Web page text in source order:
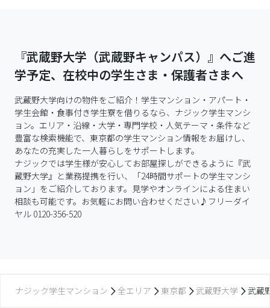
『武蔵野大学（武蔵野キャンパス）』へご進
学予定、在校中の学生さま・保護者さまへ
武蔵野大学向けの物件をご紹介！学生マンション・アパート・
学生会館・食事付き学生寮を借りるなら、ナジック学生マンシ
ョン。エリア・沿線・大学・専門学校・人気テーマ・条件など
豊富な検索機能で、東京都の学生マンション情報をお届けし、
あなたの充実した一人暮らしをサポートします。
ナジックでは学生様が安心してお部屋探しができるように『武
蔵野大学』と業務提携を行い、「24時間サポートの学生マンシ
ョン」をご紹介しております。見学やオンラインによる住まい
相談も可能です。お気軽にお問い合わせください♪フリーダイ
ヤル 0120-356-520
ナジック学生マンション 全エリア 東京都 武蔵野大学 武蔵